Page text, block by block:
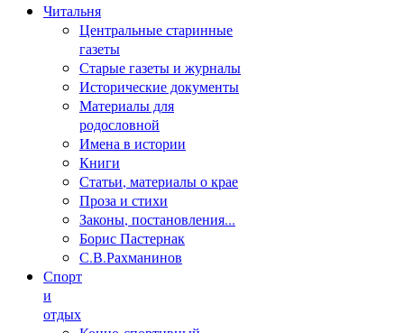
Читальня
Центральные старинные
газеты
Старые газеты и журналы
Исторические документы
Материалы для
родословной
Имена в истории
Книги
Статьи, материалы о крае
Проза и стихи
Законы, постановления...
Борис Пастернак
С.В.Рахманинов
Спорт
и
отдых